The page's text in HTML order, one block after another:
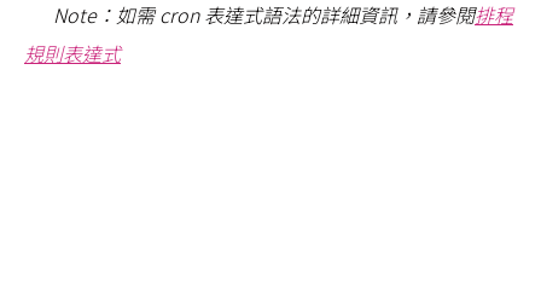
Note：如需 cron 表達式語法的詳細資訊，請參閱排程
規則表達式